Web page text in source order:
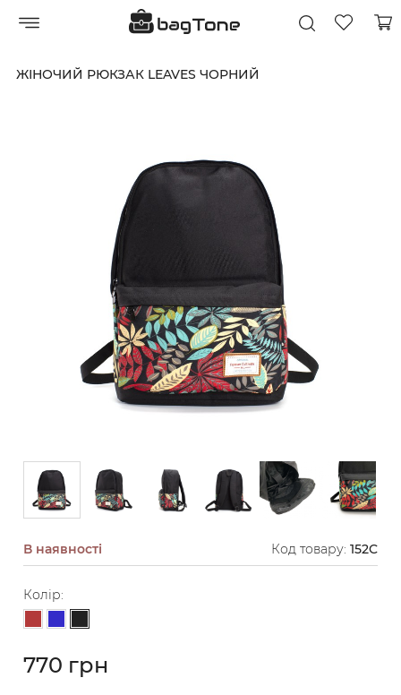
ЖІНОЧИЙ РЮКЗАК LEAVES ЧОРНИЙ
В наявності Код товару: 152C
Колір:
770 грн